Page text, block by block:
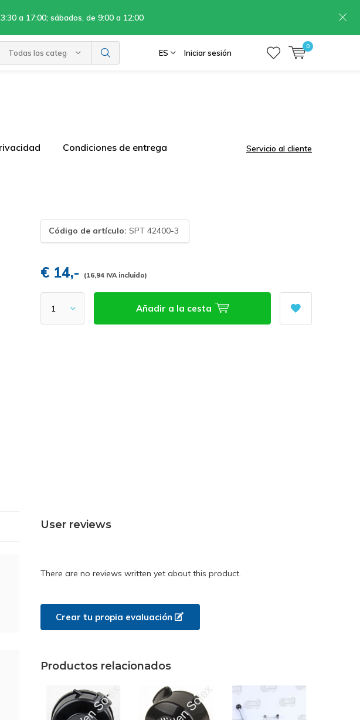
Todas las categorías ES Iniciar sesión
0
a 17:00; sábados, de 9:00 a 12:00
Condiciones de entrega Servicio al cliente
Código de artículo: SPT 42400-3
€ 14,- (16,94 IVA incluido)
Añadir a la cesta
User reviews
There are no reviews written yet about this product.
Crear tu propia evaluación
Productos relacionados